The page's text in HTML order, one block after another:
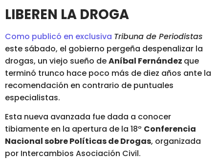
LIBEREN LA DROGA
Como publicó en exclusiva Tribuna de Periodistas
este sábado, el gobierno pergeña despenalizar la
drogas, un viejo sueño deAníbal Fernández que
terminó trunco hace poco más de diez años ante la
recomendación en contrario de puntuales
especialistas.
Esta nueva avanzada fue dada a conocer
tibiamente en la apertura de la 18º Conferencia
Nacional sobre Políticas de Drogas, organizada
por Intercambios Asociación Civil.